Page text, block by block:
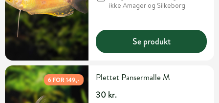
ikke Amager og Silkeborg
Se produkt
6 FOR 149,- Plettet Pansermalle M
30 kr.